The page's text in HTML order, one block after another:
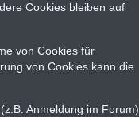
Cookies bleiben auf
von Cookies für
von Cookies kann die
Anmeldung im Forum)